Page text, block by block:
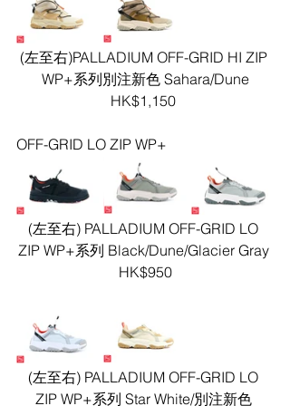
(左至右)PALLADIUM OFF-GRID HI ZIP
WP+系列別注新色 Sahara/Dune
HK$1,150
OFF-GRID LO ZIP WP+
(左至右) PALLADIUM OFF-GRID LO
ZIP WP+系列 Black/Dune/Glacier Gray
HK$950
(左至右) PALLADIUM OFF-GRID LO
ZIP WP+系列 Star White/別注新色